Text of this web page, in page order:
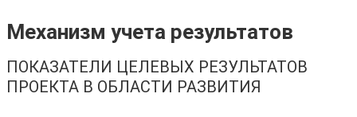
Механизм учета результатов
ПОКАЗАТЕЛИ ЦЕЛЕВЫХ РЕЗУЛЬТАТОВ
ПРОЕКТА В ОБЛАСТИ РАЗВИТИЯ